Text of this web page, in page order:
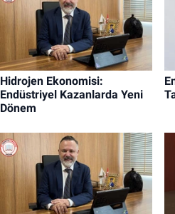
Hidrojen Ekonomisi:
Endüstriyel Kazanlarda Yeni
Dönem